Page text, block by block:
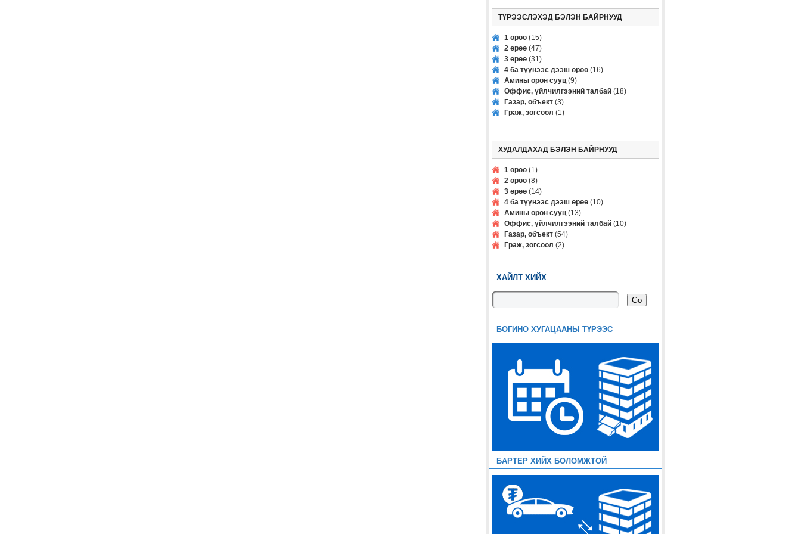
ТҮРЭЭСЛЭХЭД БЭЛЭН БАЙРНУУД
1 өрөө(15)
2 өрөө(47)
3 өрөө(31)
4 ба түүнээс дээш өрөө(16)
Амины орон сууц(9)
Оффис, үйлчилгээний талбай(18)
Газар, объект(3)
Граж, зогсоол (1)
ХУДАЛДАХАД БЭЛЭН БАЙРНУУД
1 өрөө(1)
2 өрөө(8)
3 өрөө(14)
4 ба түүнээс дээш өрөө(10)
Амины орон сууц(13)
Оффис, үйлчилгээний талбай(10)
Газар, объект(54)
Граж, зогсоол (2)
ХАЙЛТ ХИЙХ
БОГИНО ХУГАЦААНЫ ТҮРЭЭС
БАРТЕР ХИЙХ БОЛОМЖТОЙ